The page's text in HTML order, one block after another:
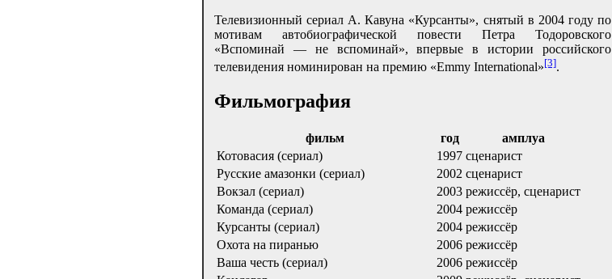
Телевизионный сериал А. Кавуна «Курсанты», снятый в 2004 году по
мотивам автобиографической повести Петра Тодоровского
«Вспоминай — не вспоминай», впервые в истории российского
телевидения номинирован на премию «Emmy International»[3].
Фильмография
фильм год
амплуа
Котовасия (сериал)
1997 сценарист
Русские амазонки (сериал)
2002 сценарист
Вокзал (сериал)
2003 режиссёр, сценарист
Команда (сериал)
2004 режиссёр
Курсанты (сериал)
2004 режиссёр
Охота на пиранью
2006 режиссёр
Ваша честь (сериал)
2006 режиссёр